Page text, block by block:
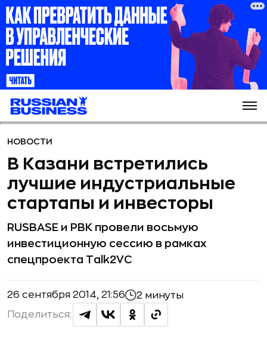
НОВОСТИ
В Казани встретились
лучшие индустриальные
стартапы и инвесторы
RUSBASE и РВК провели восьмую
инвестиционную сессию в рамках
спецпроекта Talk2VC
26 сентября 2014, 21:56 2 минуты
Поделиться: